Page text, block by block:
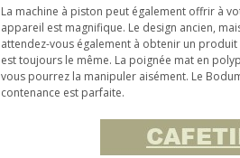
La machine à piston peut également offrir à
appareil est magnifique. Le design ancien,
attendez-vous également à obtenir un
est toujours le même. La poignée mat en
vous pourrez la manipuler aisément. Le
contenance est parfaite.